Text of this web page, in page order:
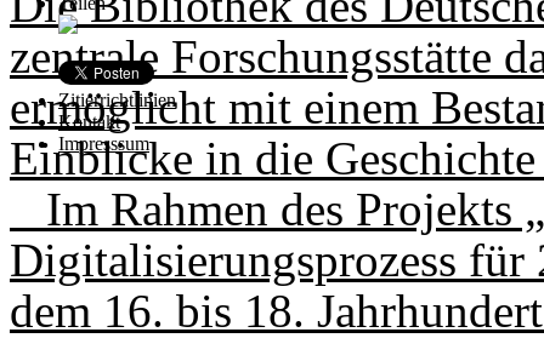
Zitierrichtlinien
Kontakt
Impresssum
zentrale Forschungsstätte
ermöglicht mit einem
Einblicke in die
Im Rahmen des Projekts
Digitalisie­rungsprozess für
dem 16. bis 18.